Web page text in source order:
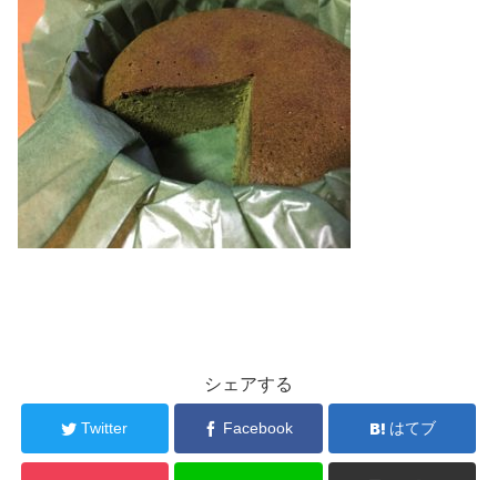
シェアする
Twitter Facebook はてブ